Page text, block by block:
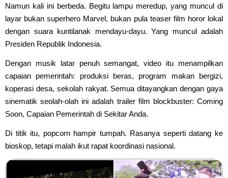
Namun kali ini berbeda. Begitu lampu meredup, yang muncul di
layar bukan superhero Marvel, bukan pula teaser film horor lokal
dengan suara kuntilanak mendayu-dayu. Yang muncul adalah
Presiden Republik Indonesia.
Dengan musik latar penuh semangat, video itu menampilkan
capaian pemerintah: produksi beras, program makan bergizi,
koperasi desa, sekolah rakyat. Semua ditayangkan dengan gaya
sinematik seolah-olah ini adalah trailer film blockbuster: Coming
Soon, Capaian Pemerintah di Sekitar Anda.
Di titik itu, popcorn hampir tumpah. Rasanya seperti datang ke
bioskop, tetapi malah ikut rapat koordinasi nasional.